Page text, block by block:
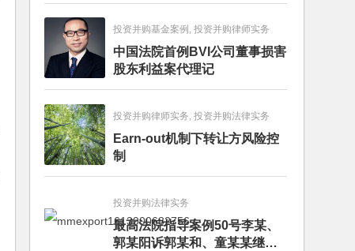
投资并购基金案例, 投资并购律师实务
中国法院首例BVI公司董事损害
股东利益案代理记
投资并购律师实务, 投资并购法律实务
Earn-out机制下转让方风险控
制
投资并购法律实务
最高法院指导案例50号李某、
郭某阳诉郭某和、童某某继承